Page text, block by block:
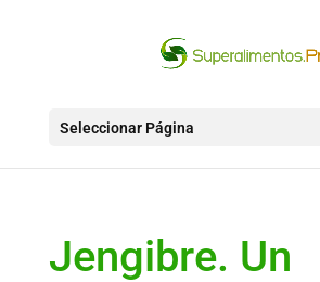
Seleccionar Página
Jengibre. Un